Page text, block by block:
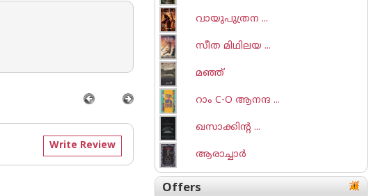
Write Review
വായുപുത്രന ...
സീത മിഥിലയ ...
മഞ്ഞ്
റാം C-O ആനന്ദ ...
ഖസാക്കിന്റ ...
ആരാച്ചാര്‍
Offers